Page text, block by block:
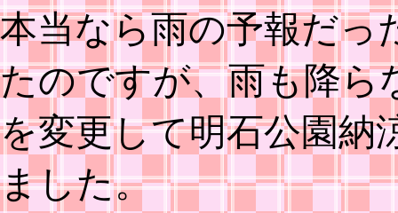
本当なら雨の予報だっ
たのですが、雨も降ら
を変更して明石公園納
ました。